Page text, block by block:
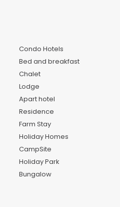
Condo Hotels
Bed and breakfast
Chalet
Lodge
Apart hotel
Residence
Farm Stay
Holiday Homes
CampSite
Holiday Park
Bungalow